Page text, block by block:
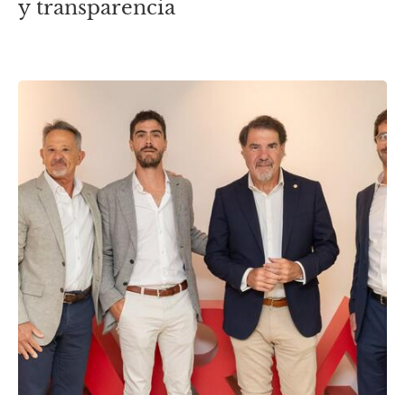
y transparencia